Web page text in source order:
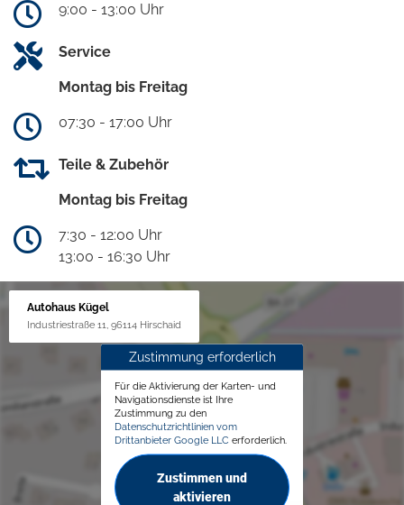
9:00 - 13:00 Uhr
Service
Montag bis Freitag
07:30 - 17:00 Uhr
Teile & Zubehör
Montag bis Freitag
7:30 - 12:00 Uhr
13:00 - 16:30 Uhr
Autohaus Kügel
Industriestraße 11, 96114 Hirschaid
Zustimmung erforderlich
Für die Aktivierung der Karten- und
Navigationsdienste ist Ihre
Zustimmung zu den
Datenschutzrichtlinien vom
Drittanbieter Google LLC erforderlich.
Zustimmen und
aktivieren